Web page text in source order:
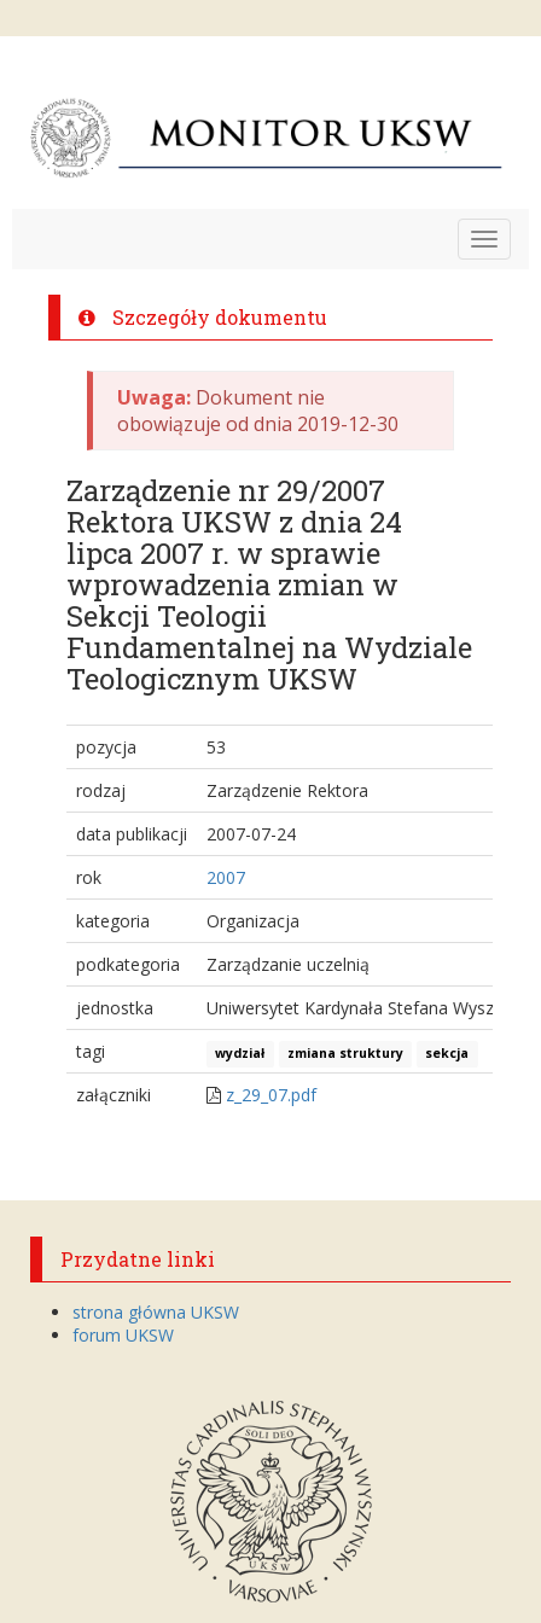
Toggle
Szczegóły dokumentu
Uwaga: Dokument nie
obowiązuje od dnia 2019-12-30
Zarządzenie nr 29/2007
Rektora UKSW z dnia 24
lipca 2007 r. w sprawie
wprowadzenia zmian w
Sekcji Teologii
Fundamentalnej na Wydziale
Teologicznym UKSW
pozycja
53
rodzaj
Zarządzenie Rektora
data publikacji
2007-07-24
rok
2007
kategoria
Organizacja
podkategoria
Zarządzanie uczelnią
jednostka
Uniwersytet Kardynała Stefana
tagi
wydział zmiana struktury sekcja
załączniki z_29_07.pdf
Przydatne linki
strona główna UKSW
forum UKSW